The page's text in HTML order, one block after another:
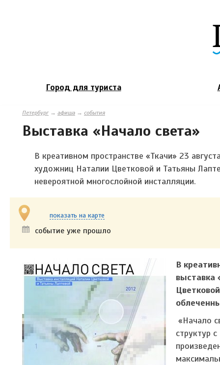
Город для туриста
Петербург→ афиша → события
Выставка «Начало света»
В креативном пространстве «Ткачи» 23
художниц Наталии Цветковой и Татьяны
невероятной многослойной инсталляции.
показать на карте
событие уже прошло
В
выставка
«Начало
структур